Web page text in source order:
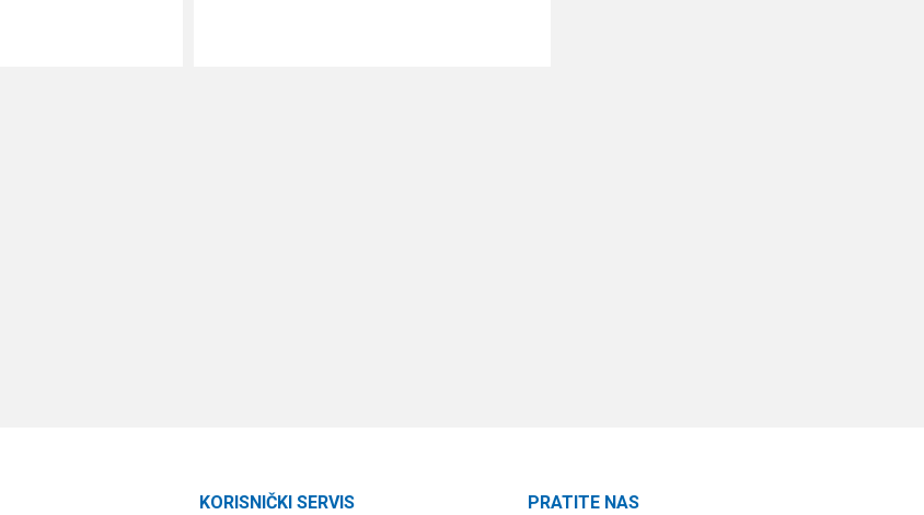
KORISNIČKI SERVIS PRATITE NAS